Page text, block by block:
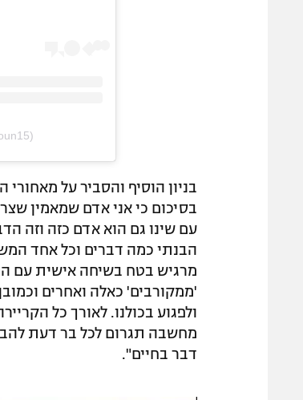
בניון הוסיף והסביר על
בסיכום כי אני אדם שמאמין
עם שינו גם הוא אדם כזה וזה
הבנתי כמה דברים וכל אחד
מרגיש בטח בשיחה אישית עם
'ממקורבים' כאלה ואחרים
ולפגוע בכולנו. לאורך כל
מחשבה תגרום לכל בר דעת
דבר בחיים".